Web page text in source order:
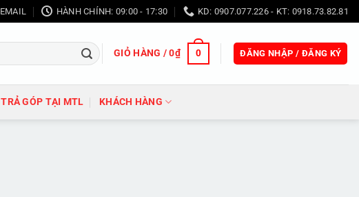
EMAIL HÀNH CHÍNH: 09:00 - 17:30 KD: 0907.077.226 - KT: 0918.73.82.81
GIỎ HÀNG /0₫ 0 ĐĂNG NHẬP / ĐĂNG KÝ
TRẢ GÓP TẠI MTL KHÁCH HÀNG